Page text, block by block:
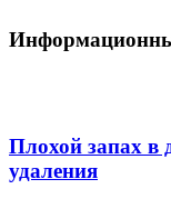
Плохой запах в
удаления